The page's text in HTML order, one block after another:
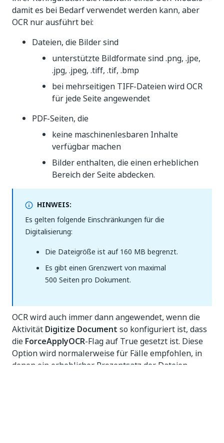
damit es bei Bedarf verwendet werden kann, aber
OCR nur ausführt bei:
Dateien, die Bilder sind
unterstützte Bildformate sind .png, .jpe,
.jpg, .jpeg, .tiff, .tif, .bmp
bei mehrseitigen TIFF-Dateien wird OCR
für jede Seite angewendet
PDF-Seiten, die
keine maschinenlesbaren Inhalte
verfügbar machen
Bilder enthalten, die einen erheblichen
Bereich der Seite abdecken.
HINWEIS:
Es gelten folgende Einschränkungen für die
Digitalisierung:
Die Dateigröße ist auf 160 MB begrenzt.
Es gibt einen Grenzwert von maximal
500 Seiten pro Dokument.
OCR wird auch immer dann angewendet, wenn die
Aktivität Digitize Document so konfiguriert ist, dass
die ForceApplyOCR-Flag auf True gesetzt ist. Diese
Option wird normalerweise für Fälle empfohlen, in
denen ein erheblicher Prozentsatz der Dateien